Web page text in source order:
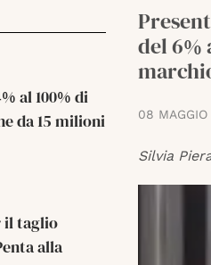
al 100% di
da 15 milioni
il taglio
alla
del 6%
08
Silvia